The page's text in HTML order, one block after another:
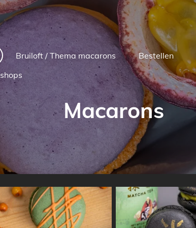
Bruiloft / Thema macarons Bestellen
Macarons